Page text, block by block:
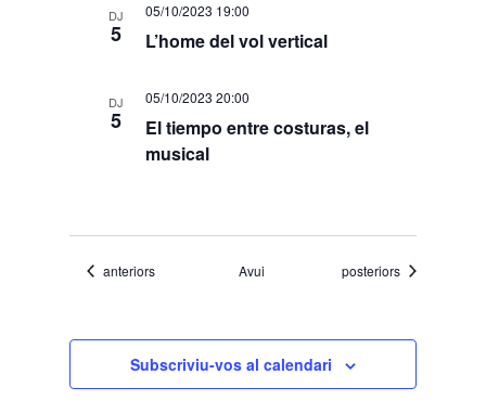
DJ
5 L’home del vol vertical
05/10/2023 19:00
DJ
5
El tiempo entre costuras, el
musical
05/10/2023 20:00
Esdeveniments
anteriors Avui Esdeveniments
posteriors
Subscriviu-vos al calendari